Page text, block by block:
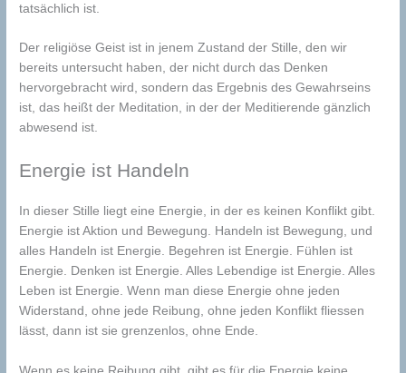
tatsächlich ist.
Der religiöse Geist ist in jenem Zustand der Stille, den wir
bereits untersucht haben, der nicht durch das Denken
hervorgebracht wird, sondern das Ergebnis des Gewahrseins
ist, das heißt der Meditation, in der der Meditierende gänzlich
abwesend ist.
Energie ist Handeln
In dieser Stille liegt eine Energie, in der es keinen Konflikt gibt.
Energie ist Aktion und Bewegung. Handeln ist Bewegung, und
alles Handeln ist Energie. Begehren ist Energie. Fühlen ist
Energie. Denken ist Energie. Alles Lebendige ist Energie. Alles
Leben ist Energie. Wenn man diese Energie ohne jeden
Widerstand, ohne jede Reibung, ohne jeden Konflikt fliessen
lässt, dann ist sie grenzenlos, ohne Ende.